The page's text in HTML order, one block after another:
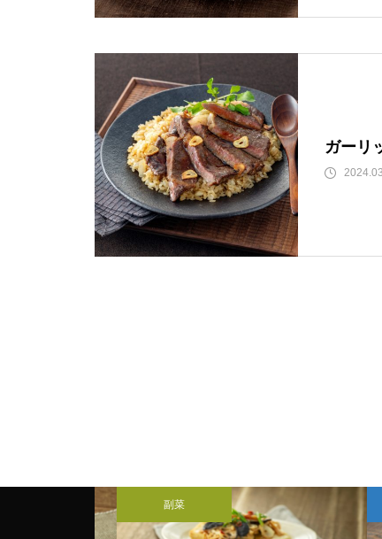
ガーリ